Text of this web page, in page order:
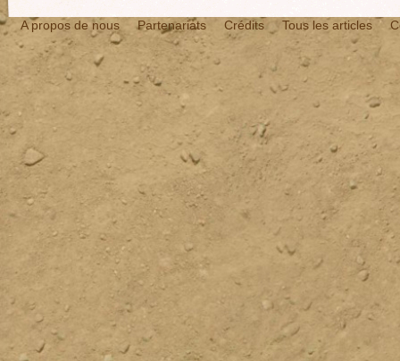
A propos de nous Partenariats Crédits Tous les articles